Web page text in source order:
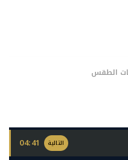
الطقس
التالية 04:41